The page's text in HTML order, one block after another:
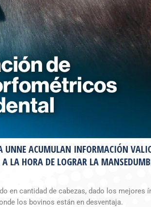
UNNE ACUMULAN INFORMACIÓN
LA HORA DE LOGRAR LA
en cantidad de cabezas, dado los mejores
los bovinos están en desventaja.